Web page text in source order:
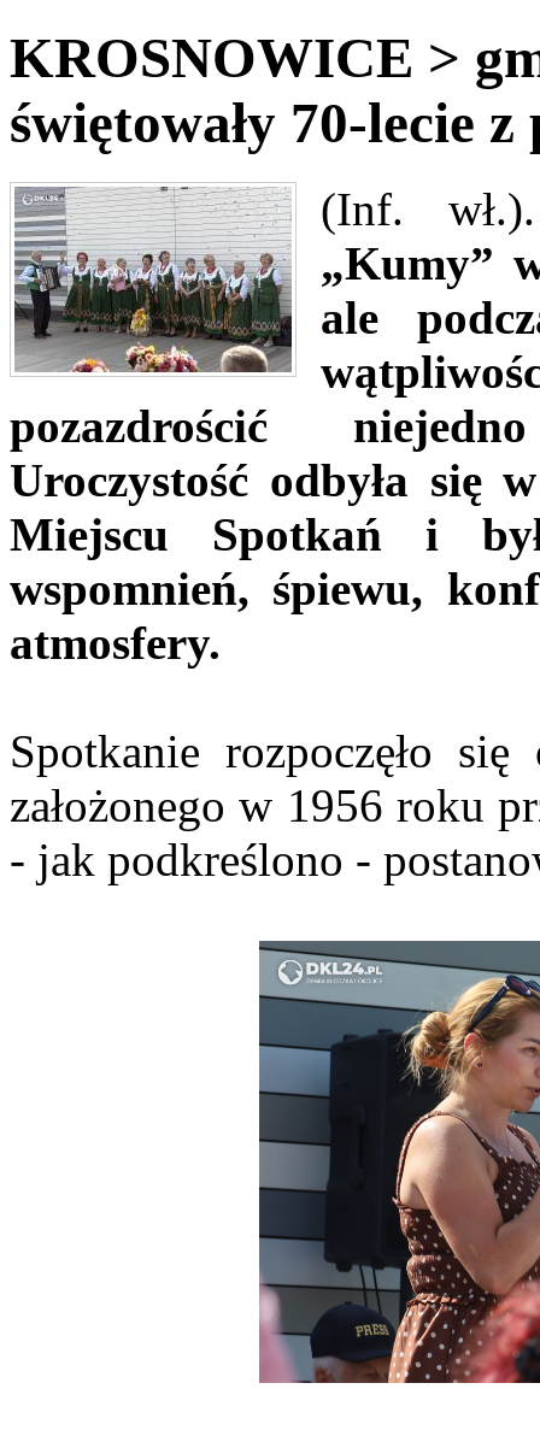
KROSNOWICE >
świętowały 70-lecie
(Inf.
„Kumy”
ale
pozazdrościć
Uroczystość odbyła się
Miejscu Spotkań i
wspomnień, śpiewu,
atmosfery.
Spotkanie rozpoczęło
założonego w 1956 roku
- jak podkreślono -